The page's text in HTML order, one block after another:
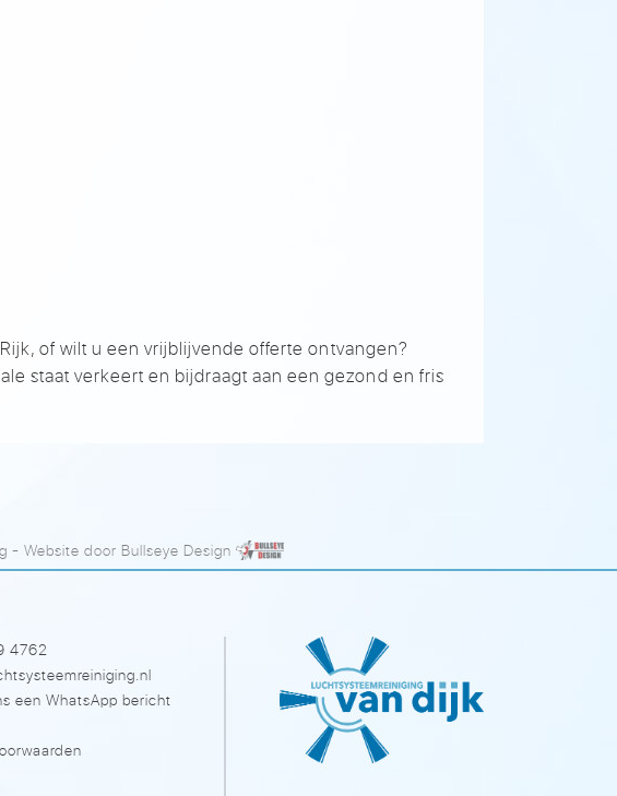
of wilt u een vrijblijvende offerte ontvangen?
staat verkeert en bijdraagt aan een gezond en fris
- Website door Bullseye Design
4762
een WhatsApp bericht